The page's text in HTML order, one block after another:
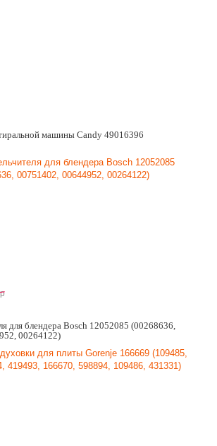
машины Candy 49016396
p
для блендера Bosch 12052085 (00268636,
00264122)